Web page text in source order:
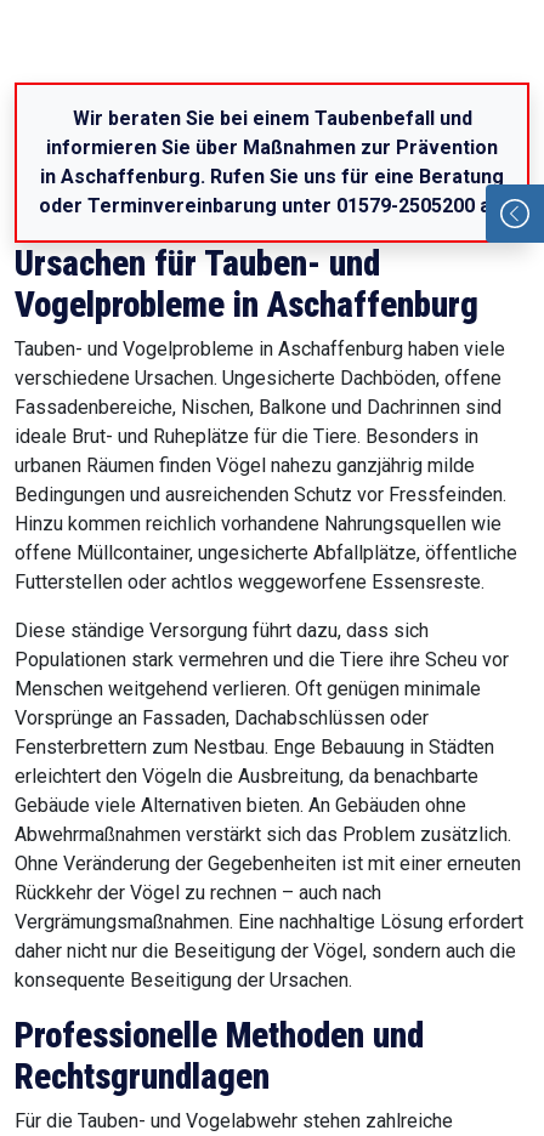
Wir beraten Sie bei einem Taubenbefall und
informieren Sie über Maßnahmen zur Prävention
in Aschaffenburg. Rufen Sie uns für eine Beratung
oder Terminvereinbarung unter 01579-2505200 an.
Ursachen für Tauben- und
Vogelprobleme in Aschaffenburg
Tauben- und Vogelprobleme in Aschaffenburg haben viele
verschiedene Ursachen. Ungesicherte Dachböden, offene
Fassadenbereiche, Nischen, Balkone und Dachrinnen sind
ideale Brut- und Ruheplätze für die Tiere. Besonders in
urbanen Räumen finden Vögel nahezu ganzjährig milde
Bedingungen und ausreichenden Schutz vor Fressfeinden.
Hinzu kommen reichlich vorhandene Nahrungsquellen wie
offene Müllcontainer, ungesicherte Abfallplätze, öffentliche
Futterstellen oder achtlos weggeworfene Essensreste.
Diese ständige Versorgung führt dazu, dass sich
Populationen stark vermehren und die Tiere ihre Scheu vor
Menschen weitgehend verlieren. Oft genügen minimale
Vorsprünge an Fassaden, Dachabschlüssen oder
Fensterbrettern zum Nestbau. Enge Bebauung in Städten
erleichtert den Vögeln die Ausbreitung, da benachbarte
Gebäude viele Alternativen bieten. An Gebäuden ohne
Abwehrmaßnahmen verstärkt sich das Problem zusätzlich.
Ohne Veränderung der Gegebenheiten ist mit einer erneuten
Rückkehr der Vögel zu rechnen – auch nach
Vergrämungsmaßnahmen. Eine nachhaltige Lösung erfordert
daher nicht nur die Beseitigung der Vögel, sondern auch die
konsequente Beseitigung der Ursachen.
Professionelle Methoden und
Rechtsgrundlagen
Für die Tauben- und Vogelabwehr stehen zahlreiche